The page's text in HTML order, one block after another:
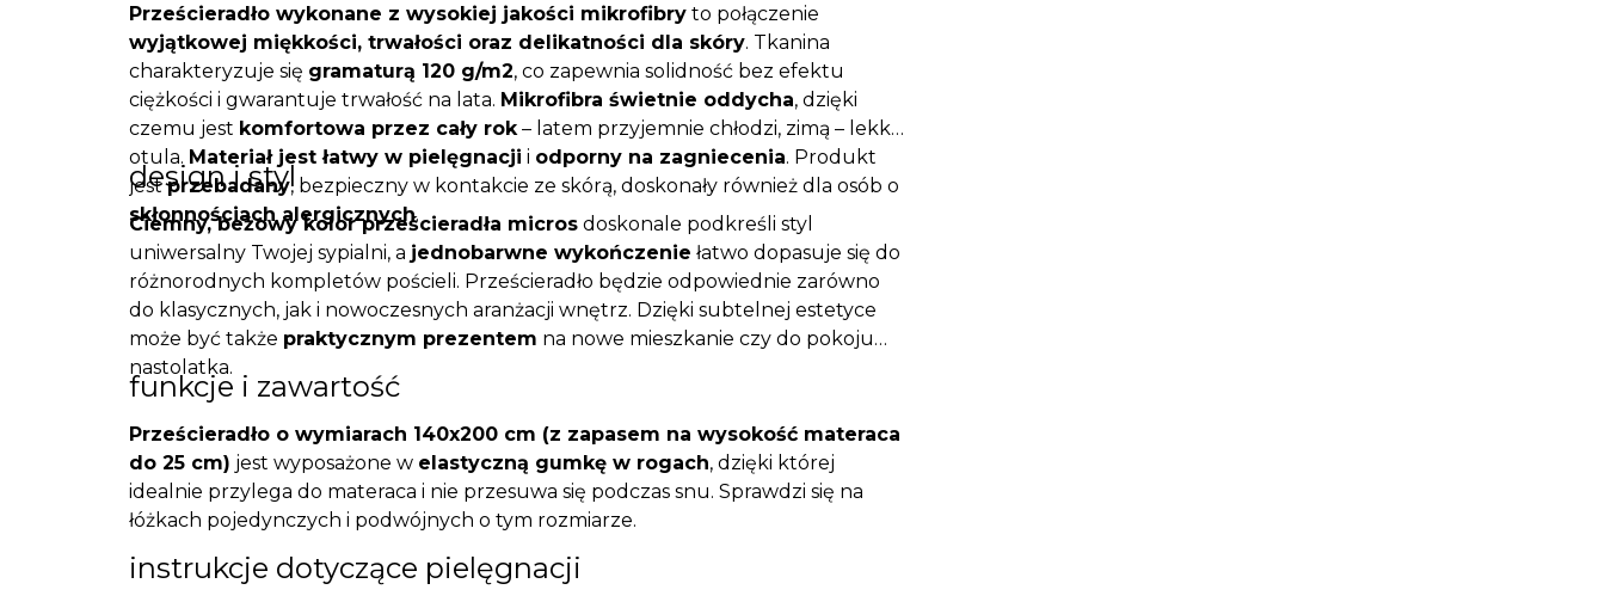
Prześcieradło wykonane z wysokiej jakości mikrofibry to połączenie
wyjątkowej miękkości, trwałości oraz delikatności dla skóry. Tkanina
charakteryzuje się gramaturą 120 g/m2, co zapewnia solidność bez efektu
ciężkości i gwarantuje trwałość na lata. Mikrofibra świetnie oddycha, dzięki
czemu jest komfortowa przez cały rok– latem przyjemnie chłodzi, zimą – lekko
otula. Materiał jest łatwy w pielęgnacji i odporny na zagniecenia. Produkt
jestprzebadany, bezpieczny w kontakcie ze skórą, doskonały również dla osób o
skłonnościach alergicznych.
design i styl
Ciemny, beżowy kolor prześcieradła micros doskonale podkreśli styl
uniwersalny Twojej sypialni, a jednobarwne wykończenie łatwo dopasuje się do
różnorodnych kompletów pościeli. Prześcieradło będzie odpowiednie zarówno
do klasycznych, jak i nowoczesnych aranżacji wnętrz. Dzięki subtelnej estetyce
może być także praktycznym prezentem na nowe mieszkanie czy do pokoju
nastolatka.
funkcje i zawartość
Prześcieradło o wymiarach 140x200 cm (z zapasem na wysokość materaca
do 25 cm) jest wyposażone w elastyczną gumkę w rogach, dzięki której
idealnie przylega do materaca i nie przesuwa się podczas snu. Sprawdzi się na
łóżkach pojedynczych i podwójnych o tym rozmiarze.
instrukcje dotyczące pielęgnacji